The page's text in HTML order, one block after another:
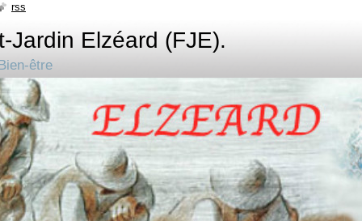
Jardin Elzéard (FJE).
être
rss